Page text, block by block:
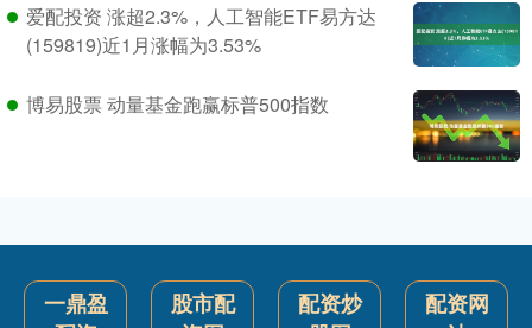
爱配投资 涨超2.3%，人工智能ETF易方达
(159819)近1月涨幅为3.53%
博易股票 动量基金跑赢标普500指数
一鼎盈
股市配
配资炒
配资网